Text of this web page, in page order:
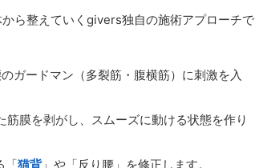
ら整えていくgivers独自の施術アプローチで
ガードマン（多裂筋・腹横筋）に刺激を入
膜を剥がし、スムーズに動ける状態を作り
「猫背」や「反り腰」を修正します。